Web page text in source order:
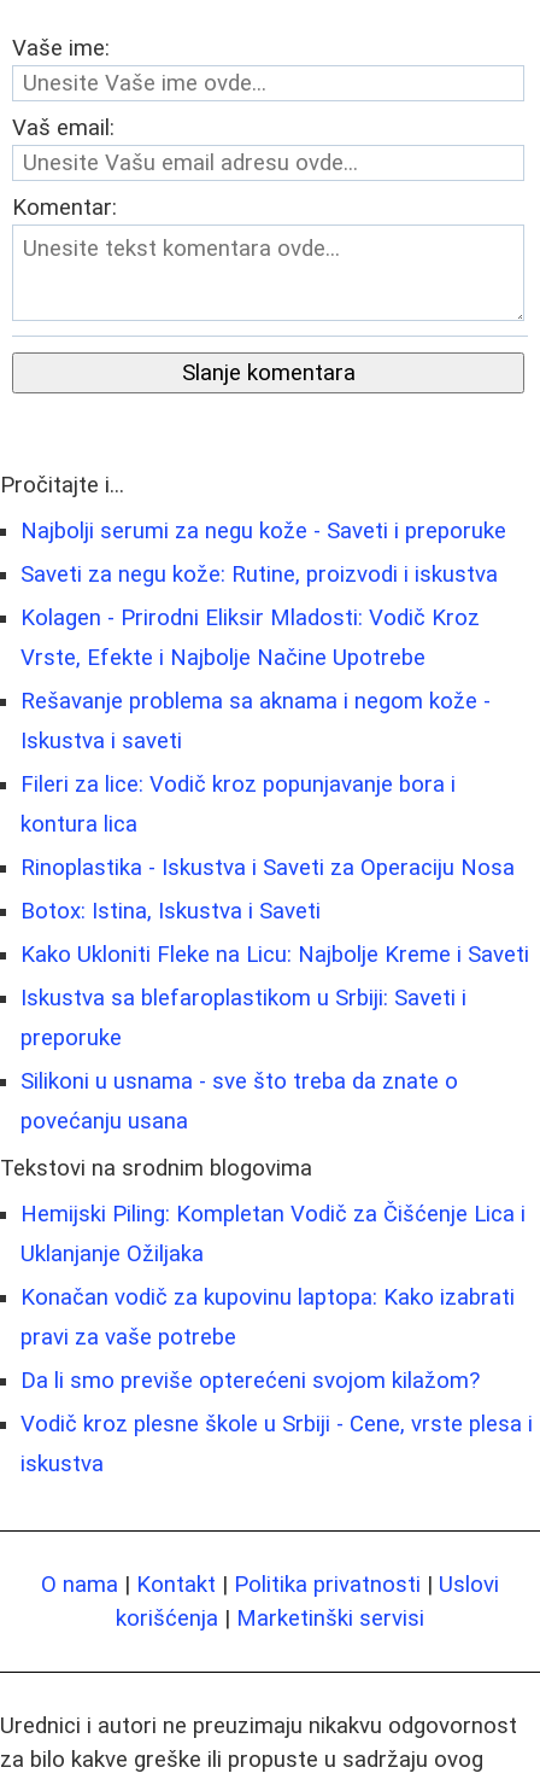
Vaše ime:
Vaš email:
Komentar:
Slanje komentara
Pročitajte i...
Najbolji serumi za negu kože - Saveti i preporuke
Saveti za negu kože: Rutine, proizvodi i iskustva
Kolagen - Prirodni Eliksir Mladosti: Vodič Kroz
Vrste, Efekte i Najbolje Načine Upotrebe
Rešavanje problema sa aknama i negom kože -
Iskustva i saveti
Fileri za lice: Vodič kroz popunjavanje bora i
kontura lica
Rinoplastika - Iskustva i Saveti za Operaciju Nosa
Botox: Istina, Iskustva i Saveti
Kako Ukloniti Fleke na Licu: Najbolje Kreme i Saveti
Iskustva sa blefaroplastikom u Srbiji: Saveti i
preporuke
Silikoni u usnama - sve što treba da znate o
povećanju usana
Tekstovi na srodnim blogovima
Hemijski Piling: Kompletan Vodič za Čišćenje Lica i
Uklanjanje Ožiljaka
Konačan vodič za kupovinu laptopa: Kako izabrati
pravi za vaše potrebe
Da li smo previše opterećeni svojom kilažom?
Vodič kroz plesne škole u Srbiji - Cene, vrste plesa i
iskustva
O nama | Kontakt | Politika privatnosti | Uslovi
korišćenja | Marketinški servisi
Urednici i autori ne preuzimaju nikakvu odgovornost
za bilo kakve greške ili propuste u sadržaju ovog